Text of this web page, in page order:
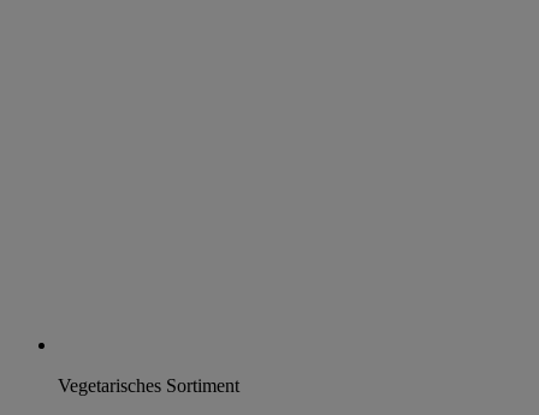
Vegetarisches Sortiment